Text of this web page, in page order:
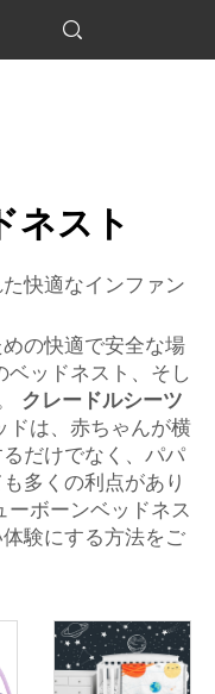
ネスト
快適なインファン
の快適で安全な場
ベッドネスト、そし
クレードルシーツ
ドは、赤ちゃんが横
だけでなく、パパ
多くの利点があり
ーボーンベッドネス
験にする方法をご